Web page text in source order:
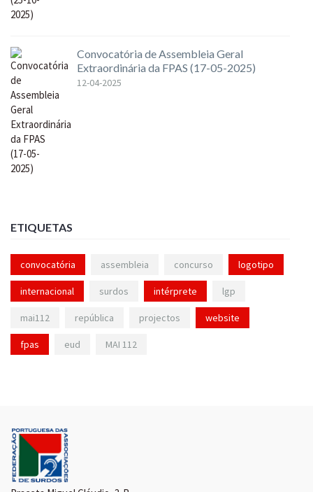
Convocatória de Assembleia Geral
Extraordinária da FPAS (17-05-2025)
12-04-2025
ETIQUETAS
convocatória assembleia concurso logotipo
internacional surdos intérprete lgp
mai112 república projectos website
fpas eud MAI 112